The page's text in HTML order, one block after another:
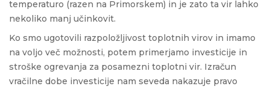
temperaturo (razen na Primorskem) in je zato ta vir lahko
nekoliko manj učinkovit.
Ko smo ugotovili razpoložljivost toplotnih virov in imamo
na voljo več možnosti, potem primerjamo investicije in
stroške ogrevanja za posamezni toplotni vir. Izračun
vračilne dobe investicije nam seveda nakazuje pravo